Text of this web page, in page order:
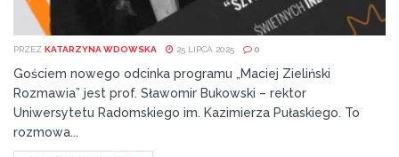
PRZEZ KATARZYNA WDOWSKA 25 LIPCA 2025 0
Gościem nowego odcinka programu „Maciej Zieliński
Rozmawia” jest prof. Sławomir Bukowski – rektor
Uniwersytetu Radomskiego im. Kazimierza Pułaskiego. To
rozmowa...